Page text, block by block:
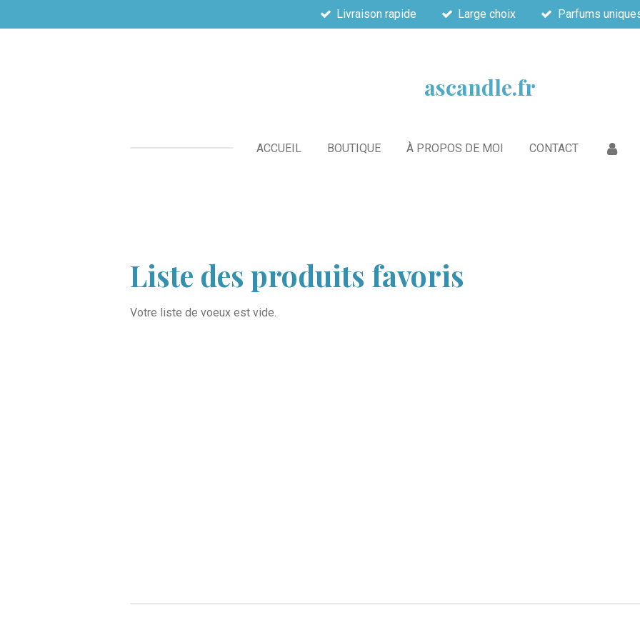
au
Livraison rapide Large choix Parfums
ascandle.fr
ACCUEIL BOUTIQUE À PROPOS DE MOI CONTACT
Liste des produits favoris
Votre liste de voeux est vide.